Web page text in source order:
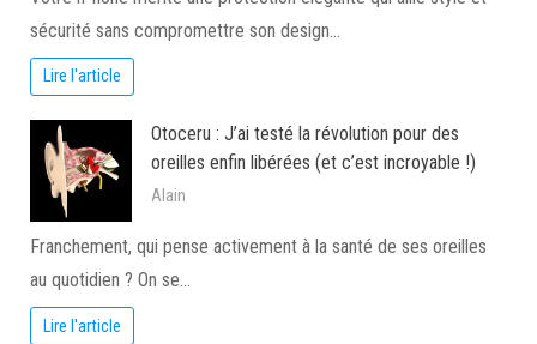
sécurité sans compromettre son design…
Lire l'article
Otoceru : J’ai testé la révolution pour des
oreilles enfin libérées (et c’est incroyable !)
Alain
Franchement, qui pense activement à la santé de ses oreilles
au quotidien ? On se…
Lire l'article